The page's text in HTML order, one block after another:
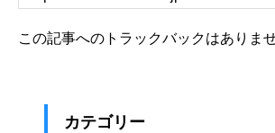
この記事へのトラックバックはありませ
カテゴリー